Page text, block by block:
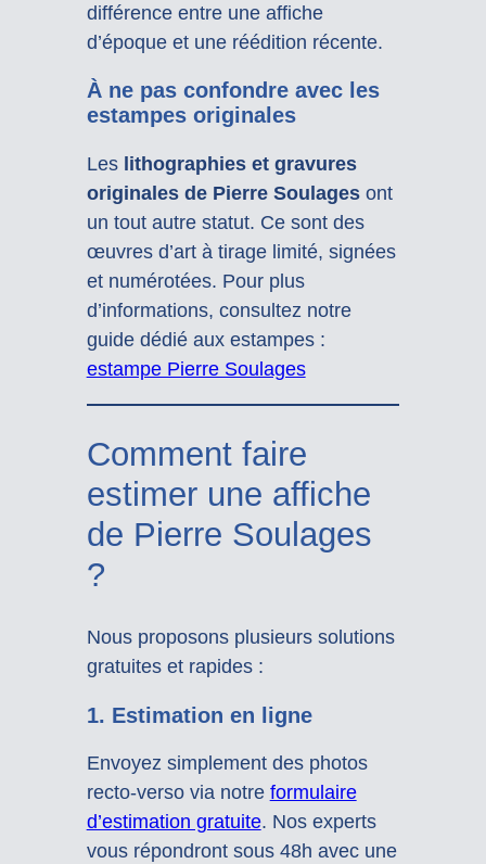
différence entre une affiche
d’époque et une réédition récente.
À ne pas confondre avec les
estampes originales
Les lithographies et gravures
originales de Pierre Soulagesont
un tout autre statut. Ce sont des
œuvres d’art à tirage limité, signées
et numérotées. Pour plus
d’informations, consultez notre
guide dédié aux estampes :
estampe Pierre Soulages
Comment faire
estimer une affiche
de Pierre Soulages
?
Nous proposons plusieurs solutions
gratuites et rapides :
1. Estimation en ligne
Envoyez simplement des photos
recto-verso via notre formulaire
d’estimation gratuite. Nos experts
vous répondront sous 48h avec une